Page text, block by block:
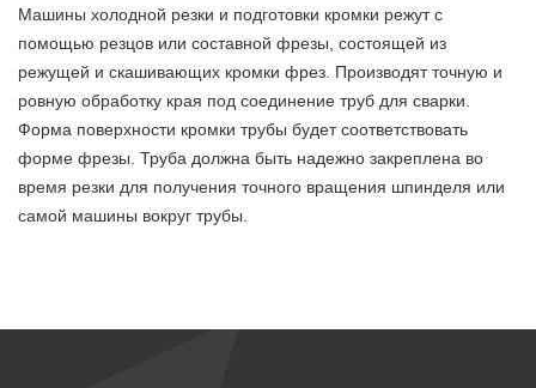
Машины холодной резки и подготовки кромки режут с
помощью резцов или составной фрезы, состоящей из
режущей и скашивающих кромки фрез. Производят точную и
ровную обработку края под соединение труб для сварки.
Форма поверхности кромки трубы будет соответствовать
форме фрезы. Труба должна быть надежно закреплена во
время резки для получения точного вращения шпинделя или
самой машины вокруг трубы.